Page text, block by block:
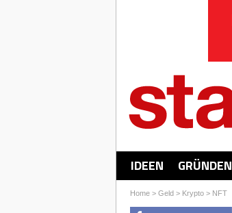
IDEEN GRÜNDEN
Home> Geld> Krypto> NFT